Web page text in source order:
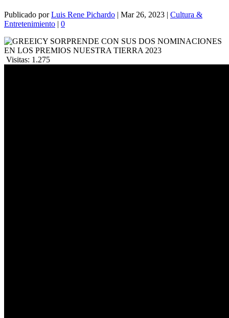
Publicado porLuis Rene Pichardo | Mar 26, 2023 | Cultura &
Entretenimiento | 0
Visitas: 1.275